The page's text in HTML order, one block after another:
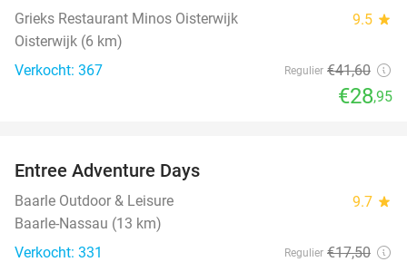
Grieks Restaurant Minos Oisterwijk 9.5 star
Oisterwijk (6 km)
Verkocht: 367
Regulier €41,60
€28,95
Entree Adventure Days
Baarle Outdoor & Leisure 9.7 star
Baarle-Nassau (13 km)
Verkocht: 331
Regulier €17,50